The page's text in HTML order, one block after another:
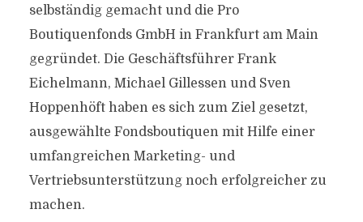
selbständig gemacht und die Pro
Boutiquenfonds GmbH in Frankfurt am Main
gegründet. Die Geschäftsführer Frank
Eichelmann, Michael Gillessen und Sven
Hoppenhöft haben es sich zum Ziel gesetzt,
ausgewählte Fondsboutiquen mit Hilfe einer
umfangreichen Marketing- und
Vertriebsunterstützung noch erfolgreicher zu
machen.